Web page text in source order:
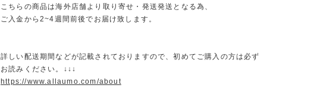
こちらの商品は海外店舗より取り寄せ・発送発送となる為、
ご入金から2~4週間前後でお届け致します。
詳しい配送期間などが記載されておりますので、初めてご購入の方は必ず
お読みください。↓↓↓
https://www.allaumo.com/about